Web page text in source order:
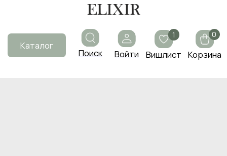
Поиск
Каталог
Войти Вишлист